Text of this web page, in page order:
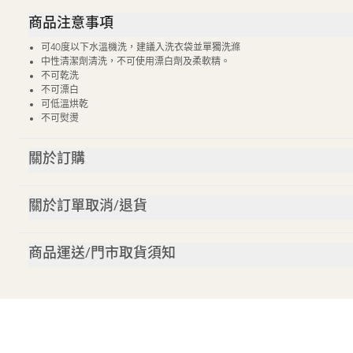
商品注意事項
可40度以下水溫機洗，建議入洗衣袋並單獨洗滌
中性清潔劑清洗，不可使用漂白劑及柔軟精。
不可乾洗
不可漂白
可低溫烘乾
不可熨燙
關於訂購
關於訂單取消/退貨
商品運送/門市取貨須知